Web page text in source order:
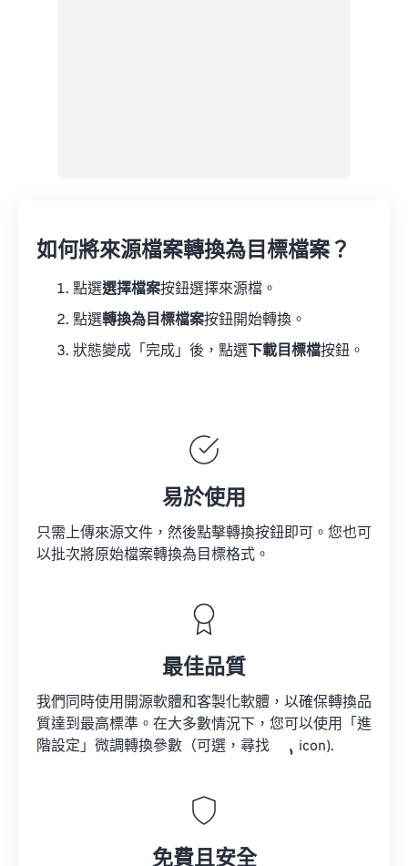
如何將來源檔案轉換為目標檔案？
點選選擇檔案按鈕選擇來源檔。
點選轉換為目標檔案按鈕開始轉換。
狀態變成「完成」後，點選 下載目標檔按鈕。
易於使用
只需上傳來源文件，然後點擊轉換按鈕即可。您也可
以批次將原始檔案轉換為目標格式。
最佳品質
我們同時使用開源軟體和客製化軟體，以確保轉換品
質達到最高標準。在大多數情況下，您可以使用「進
階設定」微調轉換參數（可選，尋找
icon).
免費且安全